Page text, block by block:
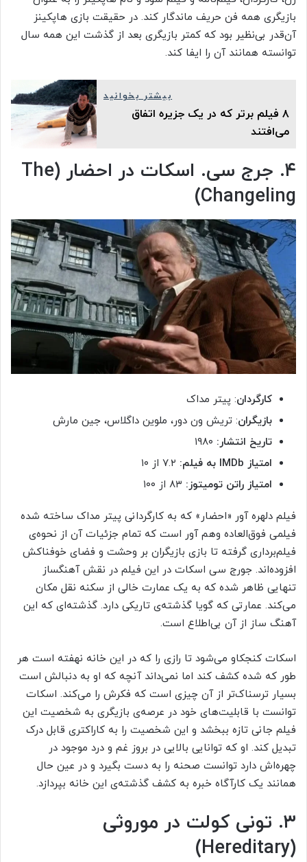
بازیگری همه فن حریف ماندگار کند. در حقیقت بازی هاپکینز
آن‌قدر بی‌نظیر بود که کمتر بازیگری بعد از گذشت این همه سال
توانسته همانند آن را ایفا کند.
بیشتر بخوانید
۸ فیلم برتر که در یک جزیره اتفاق
می‌افتند
۴. جرج سی. اسکات در احضار (The
Changeling)
کارگردان: پیتر مداک
بازیگران: تریش ون دور، ملوین داگلاس، جین مارش
تاریخ انتشار:
امتیاز IMDb به فیلم:
امتیاز راتن تومیتوز:
فیلم دلهره آور «احضار» که به کارگردانی پیتر مداک ساخته شده
فیلمی فوق‌العاده وهم آور است که تمام جزئیات آن از نحوه‌ی
فیلم‌برداری گرفته تا بازی بازیگران بر وحشت و فضای خوفناکش
افزوده‌اند. جورج سی اسکات در این فیلم در نقش آهنگساز
تنهایی ظاهر شده که به یک عمارت خالی از سکنه نقل مکان
می‌کند. عمارتی که گویا گذشته‌ی تاریکی دارد. گذشته‌ای که این
آهنگ ساز از آن بی‌اطلاع است.
اسکات کنجکاو می‌شود تا رازی را که در این خانه نهفته است هر
طور که شده کشف کند اما نمی‌داند آنچه که او به دنبالش است
بسیار ترسناک‌تر از آن چیزی است که فکرش را می‌کند. اسکات
توانست با قابلیت‌های خود در عرصه‌ی بازیگری به شخصیت این
فیلم جانی تازه ببخشد و این شخصیت را به کاراکتری قابل درک
تبدیل کند. او که توانایی بالایی در بروز غم و درد موجود در
چهره‌اش دارد توانست صحنه را به دست بگیرد و در عین حال
همانند یک کارآگاه خبره به کشف گذشته‌ی این خانه بپردازد.
۳. تونی کولت در موروثی
(Hereditary)